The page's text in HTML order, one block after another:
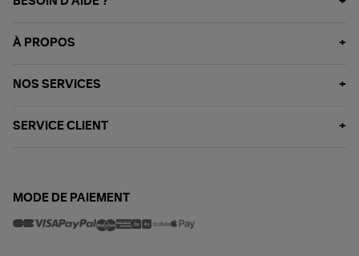
À PROPOS
NOS SERVICES
SERVICE CLIENT
MODE DE PAIEMENT